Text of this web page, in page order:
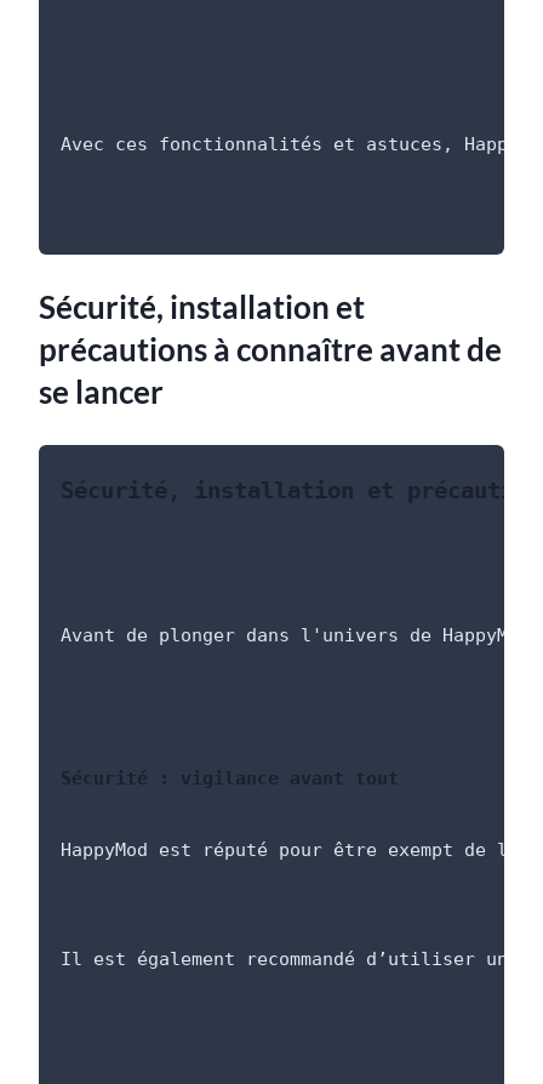
Avec ces fonctionnalités et astuces,
Sécurité, installation et
précautions à connaître avant de
se lancer
Sécurité, installation et
Avant de plonger dans l'univers de
Sécurité : vigilance avant tout
HappyMod est réputé pour être exempt
Il est également recommandé d’utiliser un